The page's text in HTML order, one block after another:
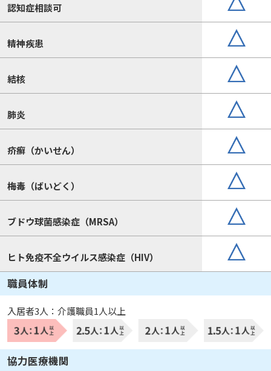
認知症相談可
精神疾患
結核
肺炎
疥癬（かいせん）
梅毒（ばいどく）
ブドウ球菌感染症（MRSA）
ヒト免疫不全ウイルス感染症（HIV）
職員体制
入居者3人：介護職員1人以上
協力医療機関